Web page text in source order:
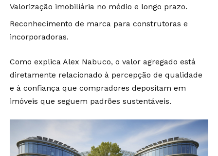
Valorização imobiliária no médio e longo prazo.
Reconhecimento de marca para construtoras e
incorporadoras.
Como explica Alex Nabuco, o valor agregado está
diretamente relacionado à percepção de qualidade
e à confiança que compradores depositam em
imóveis que seguem padrões sustentáveis.